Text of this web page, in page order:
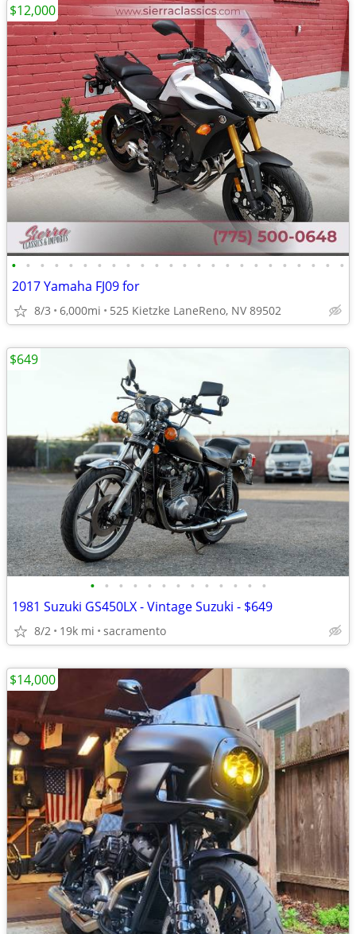
• • • • • • • • • • • • • • • • • • • • • • • •
2017 Yamaha FJ09 for
8/3 6,000mi 525 Kietzke LaneReno, NV 89502
$12,000
• • • • • • • • • • • • •
1981 Suzuki GS450LX - Vintage Suzuki - $649
8/2 19k mi sacramento
$649
$14,000